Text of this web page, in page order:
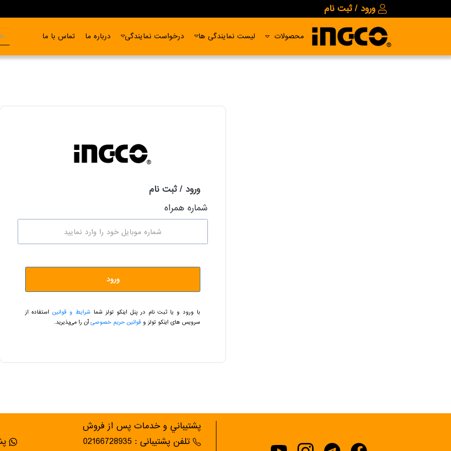
ورود / ثبت نام
محصولات لیست نمایندگی ها درخواست نمایندگی درباره ما تماس با ما
ورود / ثبت نام
شماره همراه
ورود
با ورود و یا ثبت نام در پنل اینکو تولز شما شرایط و قوانین استفاده از
سرویس های اینکو تولز و قوانین حریم خصوصیآن را می‌پذیرید.
پشتيباني و خدمات پس از فروش
تلفن پشتیبانی : 02166728935